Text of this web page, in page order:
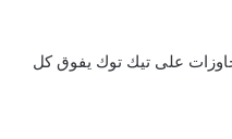
على تيك توك يفوق كل